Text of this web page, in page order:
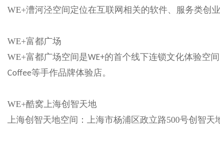
WE+漕河泾空间定位在互联网相关的软件、服务类创业公
WE+富都广场
WE+富都广场空间是WE+的首个线下连锁文化体验空间
Coffee等手作品牌体验店。
WE+酷窝上海创智天地
上海创智天地空间：上海市杨浦区政立路500号创智